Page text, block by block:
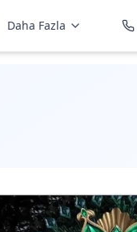
Daha Fazla